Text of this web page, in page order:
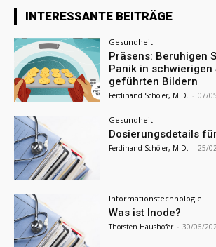
INTERESSANTE BEITRÄGE
Gesundheit
Präsens: Beruhigen
Panik in
geführten Bildern
Ferdinand Schöler, M.D. - 07/
Gesundheit
Dosierungsdetails
Ferdinand Schöler, M.D. - 25/
Informationstechnologie
Was ist Inode?
Thorsten Haushofer - 30/06/